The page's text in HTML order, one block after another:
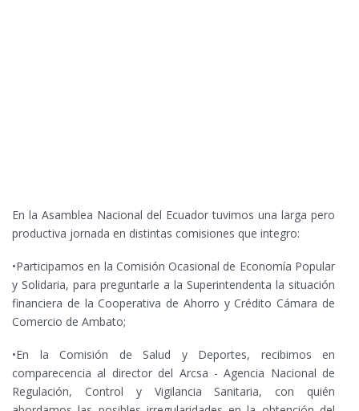
En la Asamblea Nacional del Ecuador tuvimos una larga pero
productiva jornada en distintas comisiones que integro:
•Participamos en la Comisión Ocasional de Economía Popular
y Solidaria, para preguntarle a la Superintendenta la situación
financiera de la Cooperativa de Ahorro y Crédito Cámara de
Comercio de Ambato;
•En la Comisión de Salud y Deportes, recibimos en
comparecencia al director del Arcsa - Agencia Nacional de
Regulación, Control y Vigilancia Sanitaria, con quién